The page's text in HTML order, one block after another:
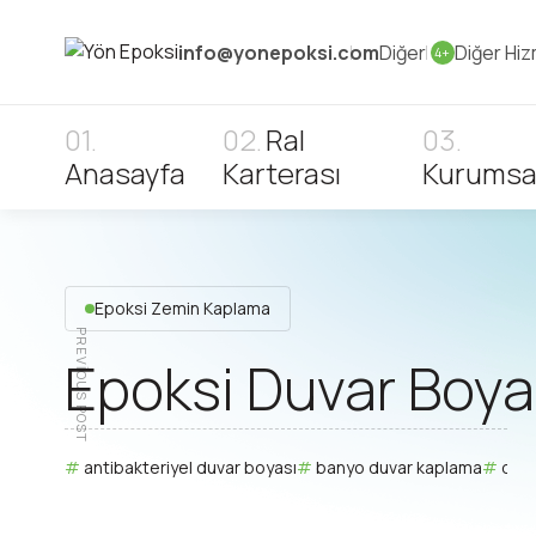
info@yonepoksi.comDiğer 4+ Diğer
Anasayfa
Ral
Karterası
Epoksi Zemin Kaplama
Epoksi Duvar
antibakteriyel duvar boyası banyo duvar kaplama
PREVIOUS POST